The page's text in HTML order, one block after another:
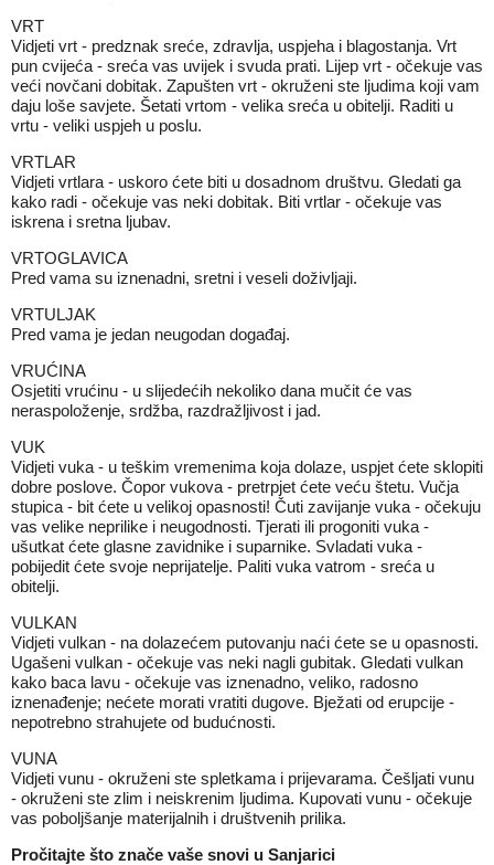
VRT
Vidjeti vrt - predznak sreće, zdravlja, uspjeha i blagostanja. Vrt
pun cvijeća - sreća vas uvijek i svuda prati. Lijep vrt - očekuje vas
veći novčani dobitak. Zapušten vrt - okruženi ste ljudima koji vam
daju loše savjete. Šetati vrtom - velika sreća u obitelji. Raditi u
vrtu - veliki uspjeh u poslu.
VRTLAR
Vidjeti vrtlara - uskoro ćete biti u dosadnom društvu. Gledati ga
kako radi - očekuje vas neki dobitak. Biti vrtlar - očekuje vas
iskrena i sretna ljubav.
VRTOGLAVICA
Pred vama su iznenadni, sretni i veseli doživljaji.
VRTULJAK
Pred vama je jedan neugodan događaj.
VRUĆINA
Osjetiti vrućinu - u slijedećih nekoliko dana mučit će vas
neraspoloženje, srdžba, razdražljivost i jad.
VUK
Vidjeti vuka - u teškim vremenima koja dolaze, uspjet ćete sklopiti
dobre poslove. Čopor vukova - pretrpjet ćete veću štetu. Vučja
stupica - bit ćete u velikoj opasnosti! Čuti zavijanje vuka - očekuju
vas velike neprilike i neugodnosti. Tjerati ili progoniti vuka -
ušutkat ćete glasne zavidnike i suparnike. Svladati vuka -
pobijedit ćete svoje neprijatelje. Paliti vuka vatrom - sreća u
obitelji.
VULKAN
Vidjeti vulkan - na dolazećem putovanju naći ćete se u opasnosti.
Ugašeni vulkan - očekuje vas neki nagli gubitak. Gledati vulkan
kako baca lavu - očekuje vas iznenadno, veliko, radosno
iznenađenje; nećete morati vratiti dugove. Bježati od erupcije -
nepotrebno strahujete od budućnosti.
VUNA
Vidjeti vunu - okruženi ste spletkama i prijevarama. Češljati vunu
- okruženi ste zlim i neiskrenim ljudima. Kupovati vunu - očekuje
vas poboljšanje materijalnih i društvenih prilika.
Pročitajte što znače vaše snovi u Sanjarici